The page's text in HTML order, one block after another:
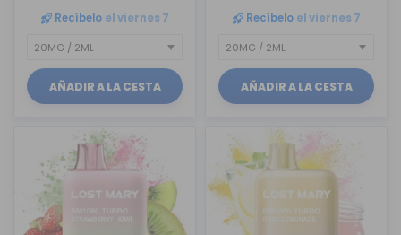
Recíbelo el viernes 7
AÑADIR A LA CESTA
Recíbelo el viernes 7
AÑADIR A LA CESTA